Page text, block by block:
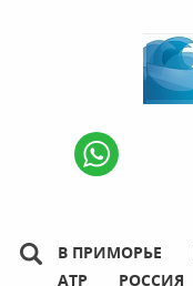
В ПРИМОРЬЕ
АТР
РОССИЯ